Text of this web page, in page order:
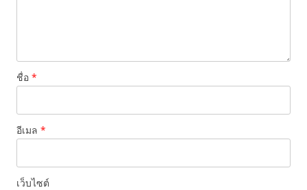
ชื่อ *
อีเมล *
เว็บไซต์